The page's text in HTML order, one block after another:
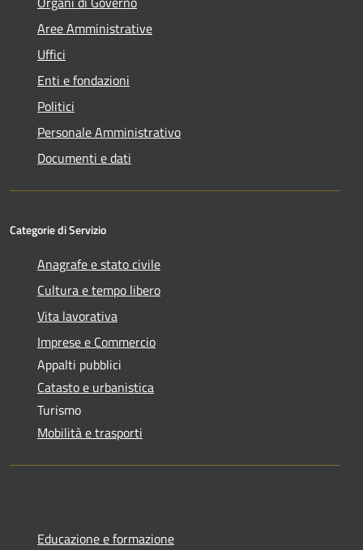
Aree Amministrative
Uffici
Enti e fondazioni
Politici
Personale Amministrativo
Documenti e dati
Categorie di Servizio
Anagrafe e stato civile
Cultura e tempo libero
Vita lavorativa
Imprese e Commercio
Appalti pubblici
Catasto e urbanistica
Turismo
Mobilità e trasporti
Educazione e formazione